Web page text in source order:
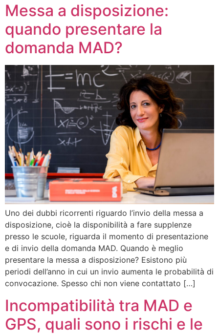
Messa a disposizione:
quando presentare la
domanda MAD?
Uno dei dubbi ricorrenti riguardo l’invio della messa a
disposizione, cioè la disponibilità a fare supplenze
presso le scuole, riguarda il momento di presentazione
e di invio della domanda MAD. Quando è meglio
presentare la messa a disposizione? Esistono più
periodi dell’anno in cui un invio aumenta le probabilità di
convocazione. Spesso chi non viene contattato […]
Incompatibilità tra MAD e
GPS, quali sono i rischi e le